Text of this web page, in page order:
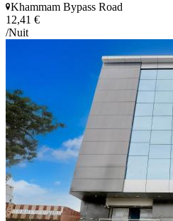
Khammam Bypass Road
12,41 €
/Nuit